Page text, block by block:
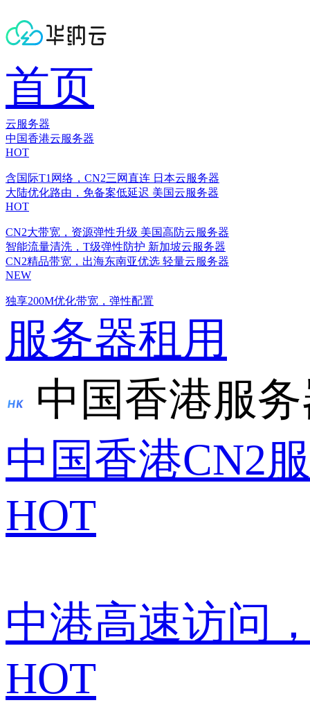
首页
云服务器
中国香港云服务器
HOT
含国际T1网络，CN2三网直连 日本云服务器
大陆优化路由，免备案低延迟 美国云服务器
HOT
CN2大带宽，资源弹性升级 美国高防云服务器
智能流量清洗，T级弹性防护 新加坡云服务器
CN2精品带宽，出海东南亚优选 轻量云服务器
NEW
独享200M优化带宽，弹性配置
服务器租用
中国香港服
中国香港CN2
HOT
中港高速访问
HOT